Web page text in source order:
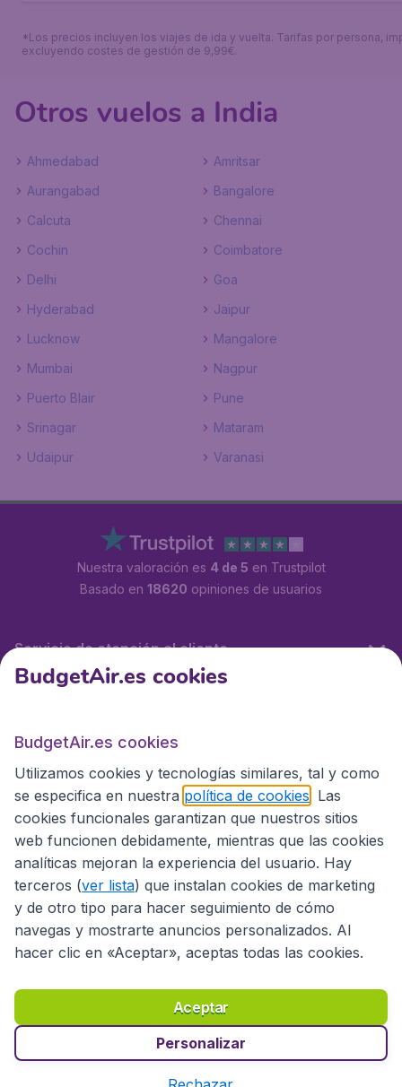
*Los precios incluyen los viajes de ida y vuelta. Tarifas por persona,
excluyendo costes de gestión de 9,99€.
Otros vuelos a India
Ahmedabad
Amritsar
Aurangabad
Bangalore
Calcuta
Chennai
Cochin
Coimbatore
Delhi
Goa
Hyderabad
Jaipur
Lucknow
Mangalore
Mumbai
Nagpur
Puerto Blair
Pune
Srinagar
Mataram
Udaipur
Varanasi
Nuestra valoración es 4 de 5 en Trustpilot
Basado en 18620 opiniones de usuarios
Servicio de atención al cliente
Sitios internacionales
Privacidad
Copyright © 2026
BudgetAir.es cookies
BudgetAir.es cookies
Utilizamos cookies y tecnologías similares, tal y como
se especifica en nuestra política de cookies . Las
cookies funcionales garantizan que nuestros sitios
web funcionen debidamente, mientras que las cookies
analíticas mejoran la experiencia del usuario. Hay
terceros (ver lista) que instalan cookies de marketing
y de otro tipo para hacer seguimiento de cómo
navegas y mostrarte anuncios personalizados. Al
hacer clic en «Aceptar», aceptas todas las cookies.
Aceptar
Personalizar